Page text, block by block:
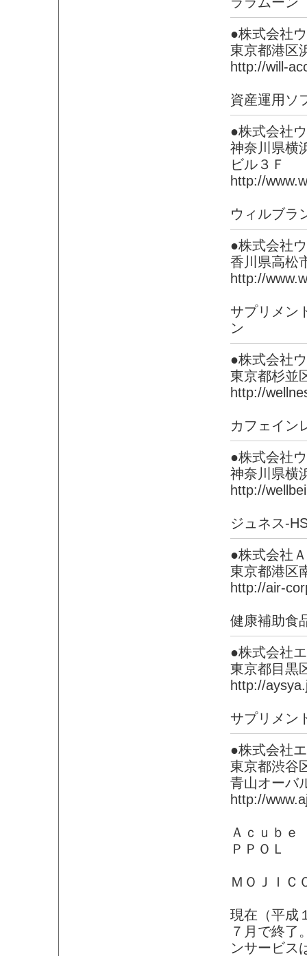
●株式会社
東京都港区
http://will-
資産運用
●株式会社
神奈川県横
ビル３Ｆ
http://
ウィルブラ
●株式会社
香川県高松
http://
サプリメン
ン
●株式会社
東京都杉並
http://
カフェイン
●株式会社
神奈川県横
http://
ジュネス-
●株式会社
東京都港区
http://air-
健康補助食
●株式会社
東京都目黒
http://
サプリメン
●株式会社
東京都渋
青山オーバ
http://
Ａｃｕｂｅ
ＰＰＯＬ
ＭＯＪＩ
現在（平成
７月で終了
ンサービス